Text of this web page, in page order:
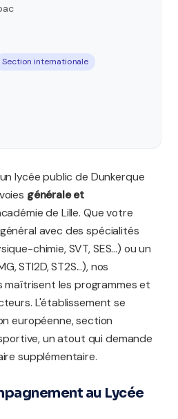
Section internationale
lycée public de Dunkerque
générale et
de Lille. Que votre
avec des spécialités
chimie, SVT, SES...) ou un
STI2D, ST2S...), nos
les programmes et
L'établissement se
européenne, section
un atout qui demande
supplémentaire.
au Lycée